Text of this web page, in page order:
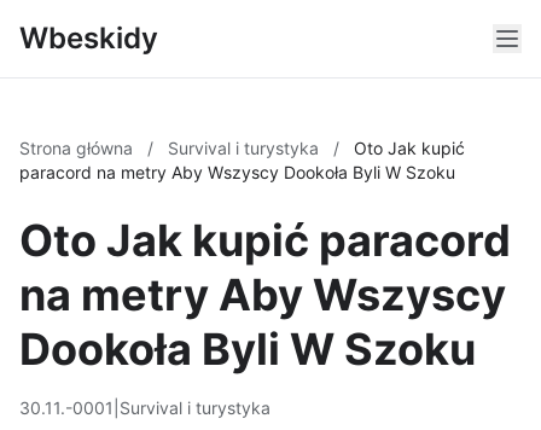
Wbeskidy
Strona główna / Survival i turystyka /
Oto Jak kupić
paracord na metry Aby Wszyscy Dookoła Byli W Szoku
Oto Jak kupić paracord
na metry Aby Wszyscy
Dookoła Byli W Szoku
30.11.-0001 Survival i turystyka